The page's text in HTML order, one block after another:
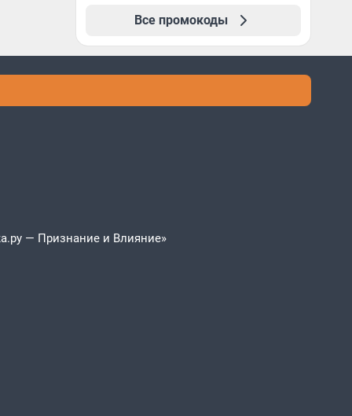
Все промокоды
— Признание и Влияние»